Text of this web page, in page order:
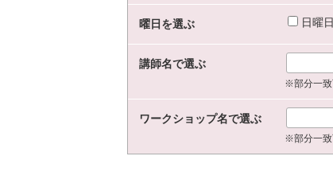
曜日を選ぶ 日曜日
講師名で選ぶ
※部分一
ワークショップ名で選ぶ
※部分一